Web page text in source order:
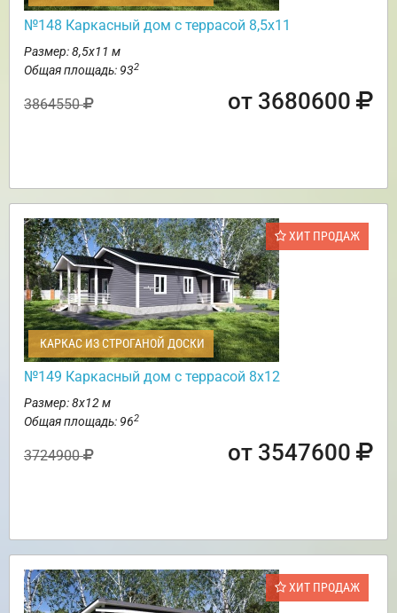
№148 Каркасный дом с террасой 8,5х11
Размер: 8,5х11 м
Общая площадь: 932
3864550 от 3680600
ХИТ ПРОДАЖ
КАРКАС ИЗ СТРОГАНОЙ ДОСКИ
№149 Каркасный дом с террасой 8х12
Размер: 8х12 м
Общая площадь: 962
3724900 от 3547600
ХИТ ПРОДАЖ